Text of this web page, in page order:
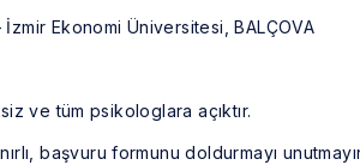
İzmir Ekonomi Üniversitesi, BALÇOVA
ve tüm psikologlara açıktır.
başvuru formunu doldurmayı